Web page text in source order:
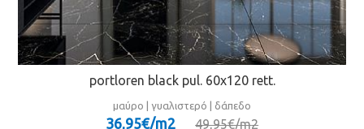
portloren black pul. 60x120 rett.
μαύρο | γυαλιστερό | δάπεδο
36,95€/m2 49,95€/m2